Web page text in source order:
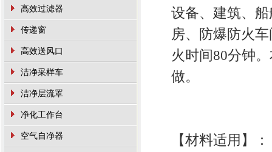
高效过滤器
传递窗
高效送风口
洁净采样车
洁净层流罩
净化工作台
空气自净器
设备、建筑、
房、防爆防火
火时间80分钟
做。
【材料适用】：